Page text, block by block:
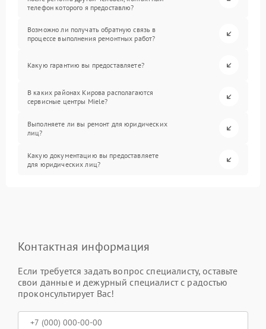
телефон которого я предоставлю?
Возможно ли получать обратную связь в
процессе выполнения ремонтных работ?
Какую гарантию вы предоставляете?
В каких районах Кирова располагаются
сервисные центры Miele?
Выполняете ли вы ремонт для юридических
лиц?
Какую документацию вы предоставляете
для юридических лиц?
Контактная информация
Если требуется задать вопрос специалисту, оставьте
свои данные и дежурный специалист с радостью
проконсультирует Вас!